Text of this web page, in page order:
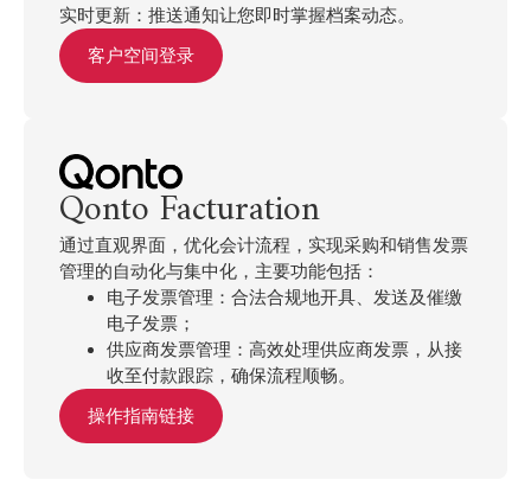
实时更新：推送通知让您即时掌握档案动态。
客户空间登录
Qonto Facturation
通过直观界面，优化会计流程，实现采购和销售发票
管理的自动化与集中化，主要功能包括：
电子发票管理：合法合规地开具、发送及催缴
电子发票；
供应商发票管理：高效处理供应商发票，从接
收至付款跟踪，确保流程顺畅。
操作指南链接